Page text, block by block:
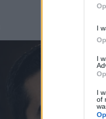
I
I
I
of